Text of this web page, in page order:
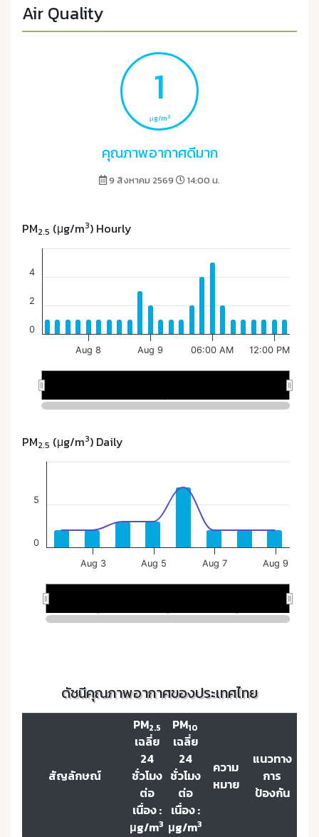
Air Quality
1
μg/m3
คุณภาพอากาศดีมาก
9 สิงหาคม 2569 14:00 น.
PM2.5 (μg/m3) Hourly
PM2.5 (μg/m3) Daily
ดัชนีคุณภาพอากาศของประเทศไทย
สัญลักษณ์
PM2.5
เฉลี่ย
24
ชั่วโมง
ต่อ
เนื่อง :
μg/m3
PM10
เฉลี่ย
24
ชั่วโมง
ต่อ
เนื่อง :
μg/m3
ความ
หมาย
แนวทาง
การ
ป้องกัน